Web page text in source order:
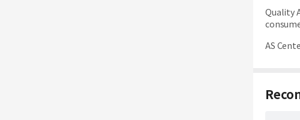
Quality
AS